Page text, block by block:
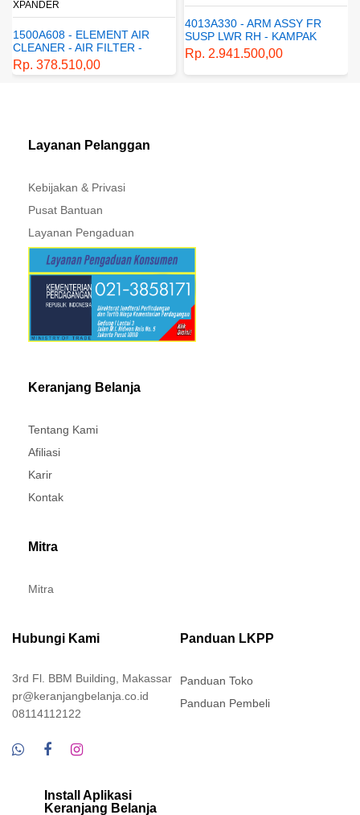
SUSP LWR RH - KAMPAK
DEPAN BAWAH KANAN -
GENUINE SPAREPART -
MITSUBISHI - XPANDER
Rp. 2.941.500,00
MITSUBISHI - XPANDER
4162A413 - SHOCK
ABSORBER RR SUSP -
SUSPENSI BELAKANG -
SHOCKBREAKER BELAKANG
Rp. 1.198.800,00
Layanan Pelanggan
Kebijakan & Privasi
Pusat Bantuan
Layanan Pengaduan
Keranjang Belanja
Tentang Kami
Afiliasi
Karir
Kontak
Mitra
Mitra
Hubungi Kami
3rd Fl. BBM Building, Makassar
pr@keranjangbelanja.co.id
08114112122
Panduan LKPP
Panduan Toko
Panduan Pembeli
Install Aplikasi
Keranjang Belanja